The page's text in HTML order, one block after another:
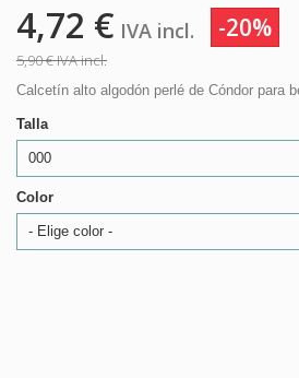
4,72 € IVA incl. -20%
5,90 €IVA incl.
Calcetín alto algodón perlé de Cóndor para
Talla
000
Color
- Elige color -